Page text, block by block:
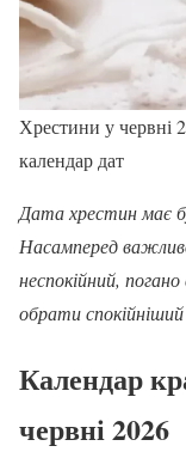
Хрестини у червні
календар дат
Дата хрестин має
Насамперед
неспокійний,
обрати
Календар
червні 2026